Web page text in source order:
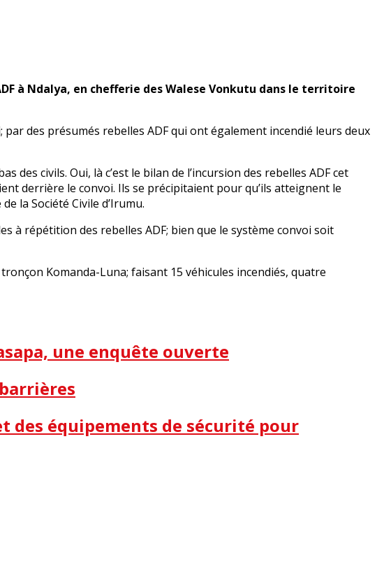
à Ndalya, en chefferie des Walese Vonkutu dans le territoire
par des présumés rebelles ADF qui ont également incendié leurs deux
civils. Oui, là c’est le bilan de l’incursion des rebelles ADF cet
derrière le convoi. Ils se précipitaient pour qu’ils atteignent le
la Société Civile d’Irumu.
à répétition des rebelles ADF; bien que le système convoi soit
Komanda-Luna; faisant 15 véhicules incendiés, quatre
une enquête ouverte
des équipements de sécurité pour